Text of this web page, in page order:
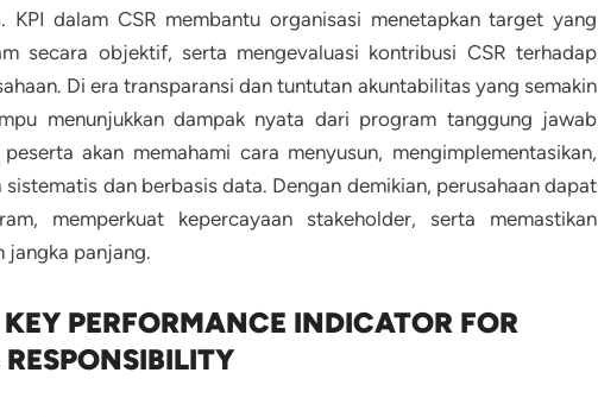
KPI dalam CSR membantu organisasi menetapkan target yang
secara objektif, serta mengevaluasi kontribusi CSR terhadap
Di era transparansi dan tuntutan akuntabilitas yang semakin
menunjukkan dampak nyata dari program tanggung jawab
akan memahami cara menyusun, mengimplementasikan,
dan berbasis data. Dengan demikian, perusahaan dapat
memperkuat kepercayaan stakeholder, serta memastikan
jangka panjang.
PERFORMANCE INDICATOR FOR